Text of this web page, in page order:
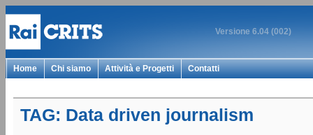
Versione 6.04 (002)
Home Chi siamo Attività e Progetti Contatti
TAG: Data driven journalism